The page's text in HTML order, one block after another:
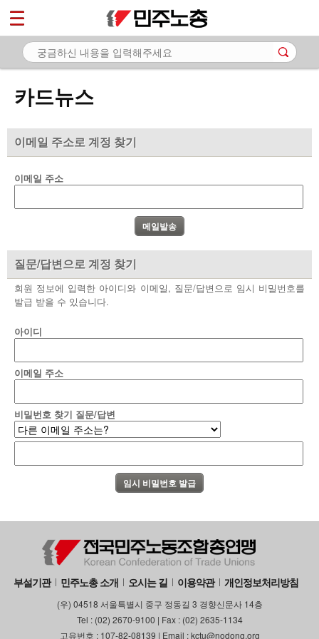
카드뉴스
이메일 주소로 계정 찾기
이메일 주소
질문/답변으로 계정 찾기
회원 정보에 입력한 아이디와 이메일, 질문/답변으로 임시 비밀번호를
발급 받을 수 있습니다.
아이디
이메일 주소
비밀번호 찾기 질문/답변
부설기관 민주노총 소개 오시는 길 이용약관 개인정보처리방침
(우) 04518 서울특별시 중구 정동길 3 경향신문사 14층
Tel : (02) 2670-9100 | Fax : (02) 2635-1134
고유번호 : 107-82-08139 | Email : kctu@nodong.org
마이페이지
소개
노동상담
자료
- 카드뉴스
부설기관